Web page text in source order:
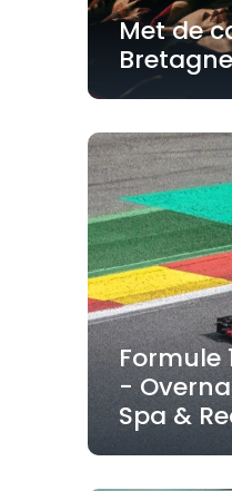
Met de
Bretagne
Formule
-
Spa &